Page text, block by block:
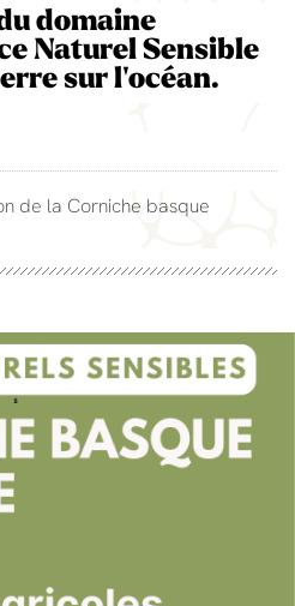
domaine
Naturel Sensible
sur l'océan.
de la Corniche basque